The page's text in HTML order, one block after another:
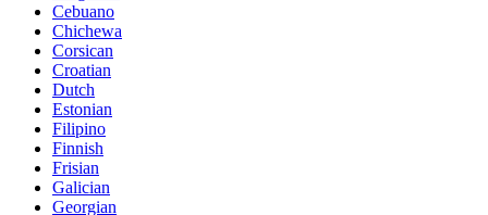
Cebuano
Chichewa
Corsican
Croatian
Dutch
Estonian
Filipino
Finnish
Frisian
Galician
Georgian